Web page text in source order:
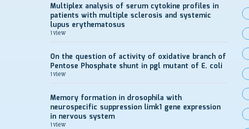
Multiplex analysis of serum cytokine profiles in
patients with multiple sclerosis and systemic
lupus erythematosus
1 view
On the question of activity of oxidative branch of
Pentose Phosphate shunt in pgl mutant of E. coli
1 view
Memory formation in drosophila with
neurospecific suppression limk1 gene expression
in nervous system
1 view